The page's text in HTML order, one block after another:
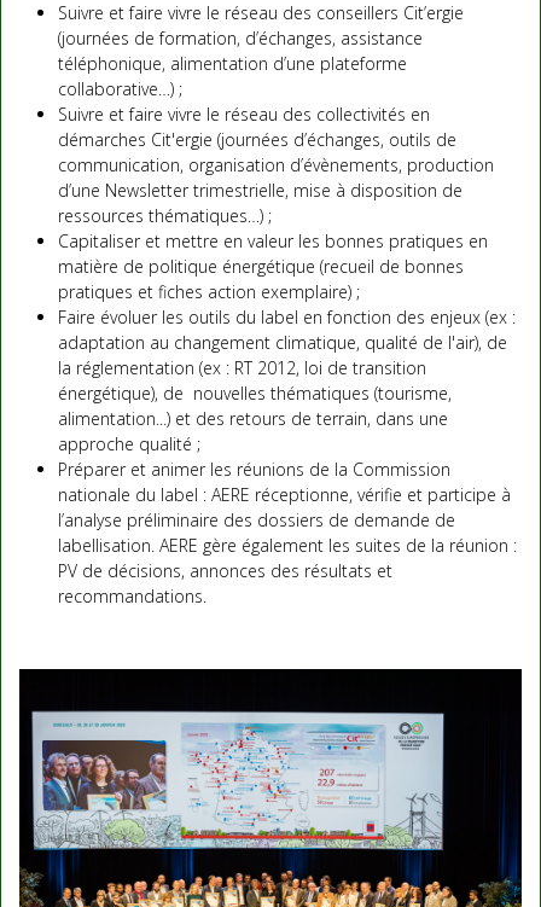
Suivre et faire vivre le réseau des conseillers Cit’ergie
(journées de formation, d’échanges, assistance
téléphonique, alimentation d’une plateforme
collaborative…) ;
Suivre et faire vivre le réseau des collectivités en
démarches Cit'ergie (journées d’échanges, outils de
communication, organisation d’évènements, production
d’une Newsletter trimestrielle, mise à disposition de
ressources thématiques…) ;
Capitaliser et mettre en valeur les bonnes pratiques en
matière de politique énergétique (recueil de bonnes
pratiques et fiches action exemplaire) ;
Faire évoluer les outils du label en fonction des enjeux (ex :
adaptation au changement climatique, qualité de l'air), de
la réglementation (ex : RT 2012, loi de transition
énergétique), de nouvelles thématiques (tourisme,
alimentation...) et des retours de terrain, dans une
approche qualité ;
Préparer et animer les réunions de la Commission
nationale du label : AERE réceptionne, vérifie et participe à
l’analyse préliminaire des dossiers de demande de
labellisation. AERE gère également les suites de la réunion :
PV de décisions, annonces des résultats et
recommandations.